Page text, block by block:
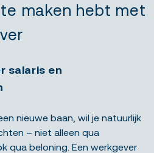
maken hebt met
salaris en
nieuwe baan, wil je natuurlijk
– niet alleen qua
qua beloning. Een werkgever